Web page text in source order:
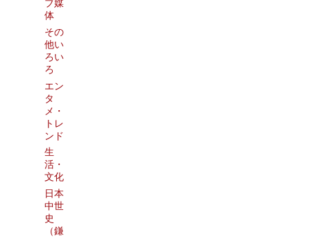
ブ媒
体
その
他い
ろい
ろ
エン
タ
メ・
トレ
ンド
生
活・
文化
日本
中世
史
（鎌